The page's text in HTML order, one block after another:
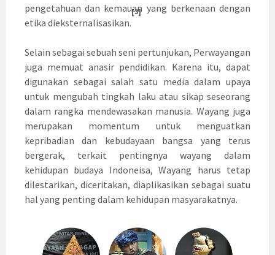
pengetahuan dan kemauan yang berkenaan dengan
etika dieksternalisasikan.
[3]
Selain sebagai sebuah seni pertunjukan, Perwayangan
juga memuat anasir pendidikan. Karena itu, dapat
digunakan sebagai salah satu media dalam upaya
untuk mengubah tingkah laku atau sikap seseorang
dalam rangka mendewasakan manusia. Wayang juga
merupakan momentum untuk menguatkan
kepribadian dan kebudayaan bangsa yang terus
bergerak, terkait pentingnya wayang dalam
kehidupan budaya Indoneisa, Wayang harus tetap
dilestarikan, diceritakan, diaplikasikan sebagai suatu
hal yang penting dalam kehidupan masyarakatnya.